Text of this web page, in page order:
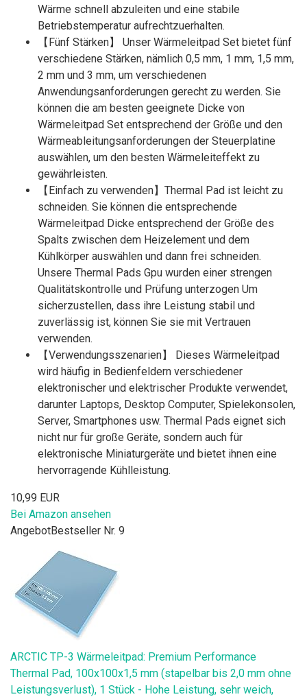
Wärme schnell abzuleiten und eine stabile
Betriebstemperatur aufrechtzuerhalten.
【Fünf Stärken】 Unser Wärmeleitpad Set bietet fünf
verschiedene Stärken, nämlich 0,5 mm, 1 mm, 1,5 mm,
2 mm und 3 mm, um verschiedenen
Anwendungsanforderungen gerecht zu werden. Sie
können die am besten geeignete Dicke von
Wärmeleitpad Set entsprechend der Größe und den
Wärmeableitungsanforderungen der Steuerplatine
auswählen, um den besten Wärmeleiteffekt zu
gewährleisten.
【Einfach zu verwenden】Thermal Pad ist leicht zu
schneiden. Sie können die entsprechende
Wärmeleitpad Dicke entsprechend der Größe des
Spalts zwischen dem Heizelement und dem
Kühlkörper auswählen und dann frei schneiden.
Unsere Thermal Pads Gpu wurden einer strengen
Qualitätskontrolle und Prüfung unterzogen Um
sicherzustellen, dass ihre Leistung stabil und
zuverlässig ist, können Sie sie mit Vertrauen
verwenden.
【Verwendungsszenarien】 Dieses Wärmeleitpad
wird häufig in Bedienfeldern verschiedener
elektronischer und elektrischer Produkte verwendet,
darunter Laptops, Desktop Computer, Spielekonsolen,
Server, Smartphones usw. Thermal Pads eignet sich
nicht nur für große Geräte, sondern auch für
elektronische Miniaturgeräte und bietet ihnen eine
hervorragende Kühlleistung.
10,99 EUR
Bei Amazon ansehen
AngebotBestseller Nr. 9
ARCTIC TP-3 Wärmeleitpad: Premium Performance
Thermal Pad, 100x100x1,5 mm (stapelbar bis 2,0 mm ohne
Leistungsverlust), 1 Stück - Hohe Leistung, sehr weich,